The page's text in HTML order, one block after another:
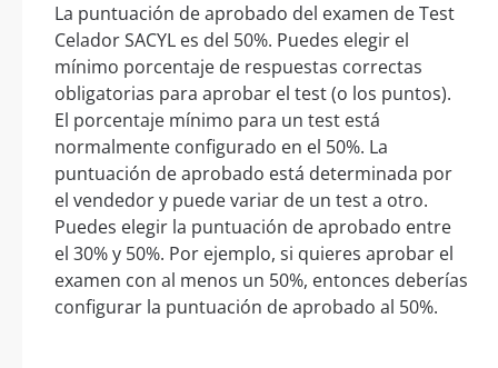
La puntuación de aprobado del examen de Test
Celador SACYL es del 50%. Puedes elegir el
mínimo porcentaje de respuestas correctas
obligatorias para aprobar el test (o los puntos).
El porcentaje mínimo para un test está
normalmente configurado en el 50%. La
puntuación de aprobado está determinada por
el vendedor y puede variar de un test a otro.
Puedes elegir la puntuación de aprobado entre
el 30% y 50%. Por ejemplo, si quieres aprobar el
examen con al menos un 50%, entonces deberías
configurar la puntuación de aprobado al 50%.